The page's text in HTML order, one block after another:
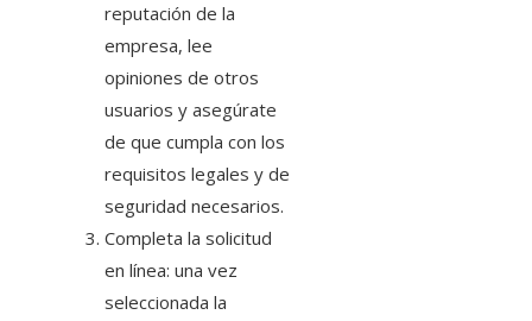
reputación de la
empresa, lee
opiniones de otros
usuarios y asegúrate
de que cumpla con los
requisitos legales y de
seguridad necesarios.
Completa la solicitud
en línea: una vez
seleccionada la